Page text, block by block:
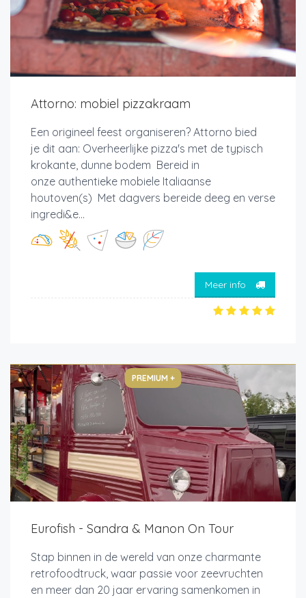
Attorno: mobiel pizzakraam
Een origineel feest organiseren? Attorno bied
je dit aan: Overheerlijke pizza's met de typisch
krokante, dunne bodem Bereid in
onze authentieke mobiele Italiaanse
houtoven(s) Met dagvers bereide deeg en verse
ingredi&e...
Meer info
PREMIUM +
Eurofish - Sandra & Manon On Tour
Stap binnen in de wereld van onze charmante
retrofoodtruck, waar passie voor zeevruchten
en meer dan 20 jaar ervaring samenkomen in